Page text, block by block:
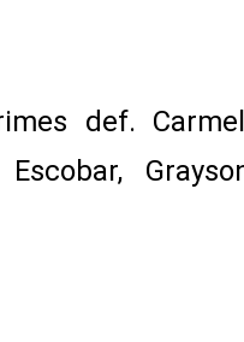
def.